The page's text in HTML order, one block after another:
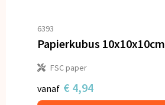
6393
Papierkubus 10x10x10cm
FSC paper
vanaf € 4,94